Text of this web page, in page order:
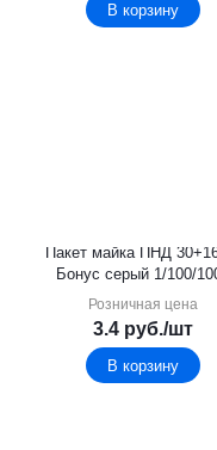
В корзину
Пакет майка ПНД
Бонус серый 1/100/
Розничная цена
3.4 руб./шт
В корзину